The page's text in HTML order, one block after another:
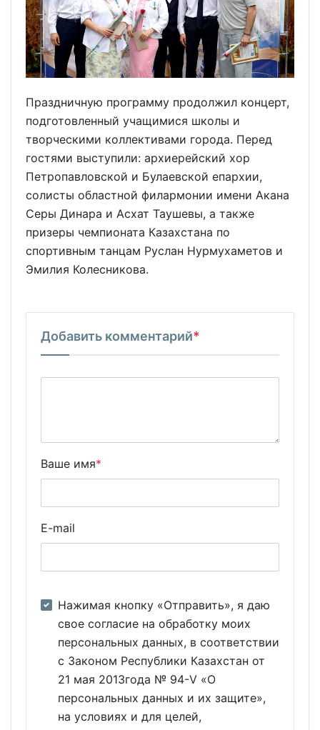
Праздничную программу продолжил концерт,
подготовленный учащимися школы и
творческими коллективами города. Перед
гостями выступили: архиерейский хор
Петропавловской и Булаевской епархии,
солисты областной филармонии имени Акана
Серы Динара и Асхат Таушевы, а также
призеры чемпионата Казахстана по
спортивным танцам Руслан Нурмухаметов и
Эмилия Колесникова.
Добавить комментарий*
Ваше имя*
E-mail
Нажимая кнопку «Отправить», я даю
свое согласие на обработку моих
персональных данных, в соответствии
с Законом Республики Казахстан от
21 мая 2013года № 94-V «О
персональных данных и их защите»,
на условиях и для целей,